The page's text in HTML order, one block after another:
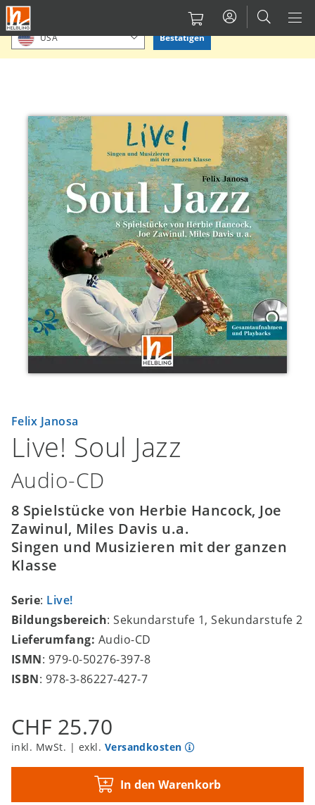
Direkt
zum
Inhalt
Bitte Standort bestätigen oder einen anderen auswählen.
USA Bestätigen
Felix Janosa
Live! Soul Jazz
Audio-CD
8 Spielstücke von Herbie Hancock, Joe
Zawinul, Miles Davis u.a.
Singen und Musizieren mit der ganzen
Klasse
Serie: Live!
Bildungsbereich: Sekundarstufe 1, Sekundarstufe 2
Lieferumfang: Audio-CD
ISMN: 979-0-50276-397-8
ISBN: 978-3-86227-427-7
CHF 25.70
inkl. MwSt. | exkl. Versandkosten
In den Warenkorb